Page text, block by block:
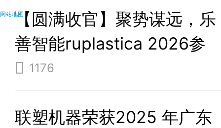
【圆满收官】聚势谋远，乐
善智能ruplastica 2026参
展之旅满载而归
1176
联塑机器荣获2025 年广东
网站地图